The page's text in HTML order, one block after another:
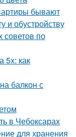
бывают
и обустройству
советов по
как
балкон с
в Чебоксарах
для хранения